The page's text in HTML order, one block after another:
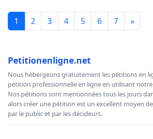
1 2 3 4 5 6 7 »
Petitionenligne.net
Nous hébergeons gratuitement les pétitions en
pétition professionnelle en ligne en utilisant
Nos pétitions sont mentionnées tous les jours
alors créer une pétition est un excellent moyen
par le public et par les décideurs.